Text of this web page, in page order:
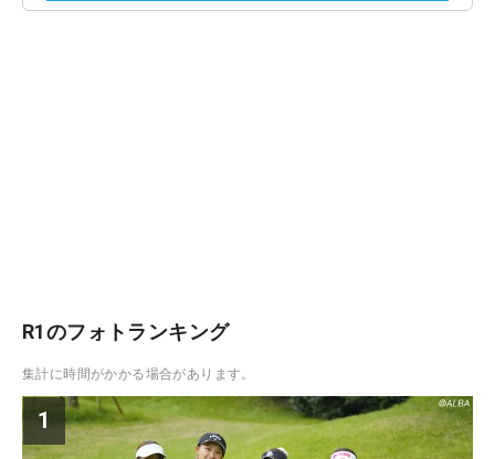
R1のフォトランキング
集計に時間がかかる場合があります。
1